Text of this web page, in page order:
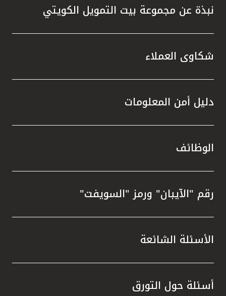
نبذة عن مجموعة بيت التمويل الكويتي
شكاوى العملاء
دليل أمن المعلومات
الوظائف
رقم "الآيبان" ورمز "السويفت"
الأسئلة الشائعة
أسئلة حول التورق